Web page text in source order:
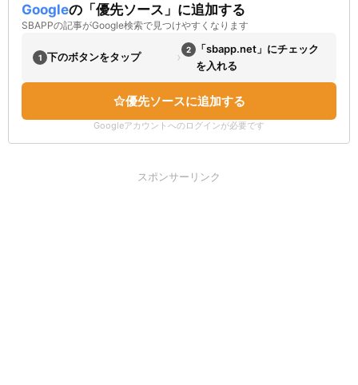
Googleの「優先ソース」に追加する
SBAPPの記事がGoogle検索で見つけやすくなります
1 下のボタンをタップ › 2
「sbapp.net」にチェック
を入れる
優先ソースに追加する
Googleアカウントへのログインが必要です
スポンサーリンク